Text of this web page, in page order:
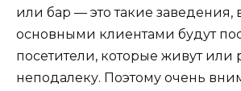
или бар — это такие заведения,
основными клиентами будут
посетители, которые живут или
неподалеку. Поэтому очень